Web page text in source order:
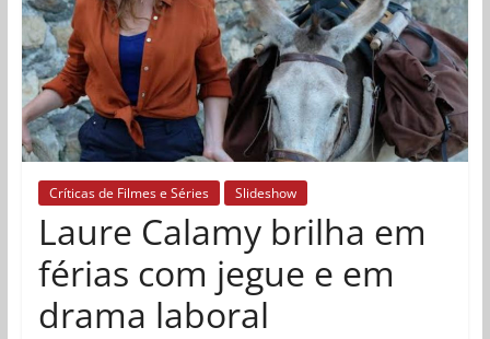
Críticas de Filmes e Séries Slideshow
Laure Calamy brilha em
férias com jegue e em
drama laboral